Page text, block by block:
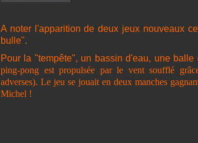
A noter l'apparition de deux jeux nouveaux
bulle".
Pour la "tempête", un bassin d'eau, une
ping-pong est propulsée par le vent soufflé
adverses). Le jeu se jouait en deux manches
Michel !